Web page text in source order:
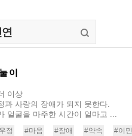
이
이상
과 사랑의 장애가 되지 못한다.
얼굴을 마주한 시간이 얼마고 ...
정 #마음 #장애 #약속 #이민